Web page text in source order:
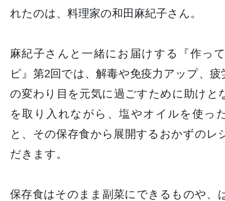
れたのは、料理家の和田麻紀子さん。
麻紀子さんと一緒にお届けする『作っ
ピ』第2回では、解毒や免疫力アップ、
の変わり目を元気に過ごすために助けと
を取り入れながら、塩やオイルを使っ
と、その保存食から展開するおかずのレ
だきます。
保存食はそのまま副菜にできるものや、